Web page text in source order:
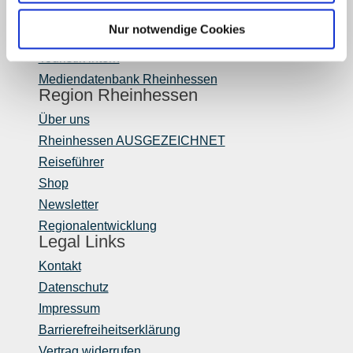
Nur notwendige Cookies
Fachhandel
Login Weinwirtschaft
Mediendatenbank Rheinhessen
Region Rheinhessen
Über uns
Rheinhessen AUSGEZEICHNET
Reiseführer
Shop
Newsletter
Regionalentwicklung
Legal Links
Kontakt
Datenschutz
Impressum
Barrierefreiheitserklärung